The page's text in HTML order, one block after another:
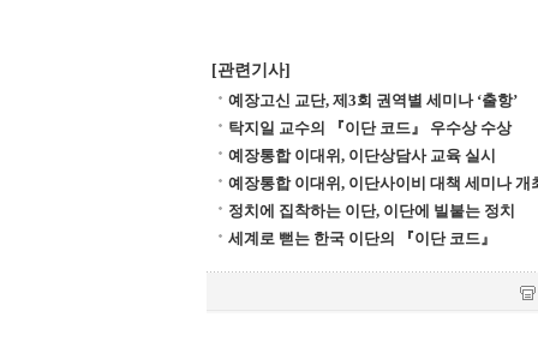
[관련기사]
예장고신 교단, 제3회 권역별 세미나 ‘출항’
탁지일 교수의 『이단 코드』 우수상 수상
예장통합 이대위, 이단상담사 교육 실시
예장통합 이대위, 이단사이비 대책 세미나 개
정치에 집착하는 이단, 이단에 빌붙는 정치
세계로 뻗는 한국 이단의 『이단 코드』